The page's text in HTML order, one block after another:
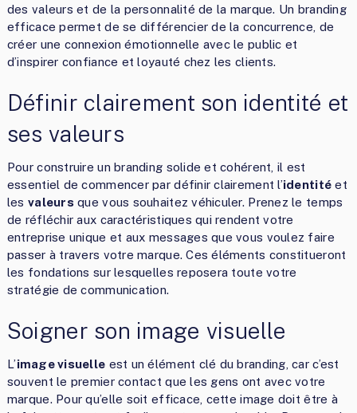
des valeurs et de la personnalité de la marque. Un branding
efficace permet de se différencier de la concurrence, de
créer une connexion émotionnelle avec le public et
d’inspirer confiance et loyauté chez les clients.
Définir clairement son identité et
ses valeurs
Pour construire un branding solide et cohérent, il est
essentiel de commencer par définir clairement l’identité et
lesvaleurs que vous souhaitez véhiculer. Prenez le temps
de réfléchir aux caractéristiques qui rendent votre
entreprise unique et aux messages que vous voulez faire
passer à travers votre marque. Ces éléments constitueront
les fondations sur lesquelles reposera toute votre
stratégie de communication.
Soigner son image visuelle
L’image visuelle est un élément clé du branding, car c’est
souvent le premier contact que les gens ont avec votre
marque. Pour qu’elle soit efficace, cette image doit être à